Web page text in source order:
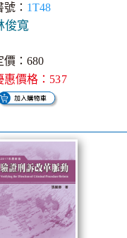
號： 1T48
俊寬
價：680
惠價格：537